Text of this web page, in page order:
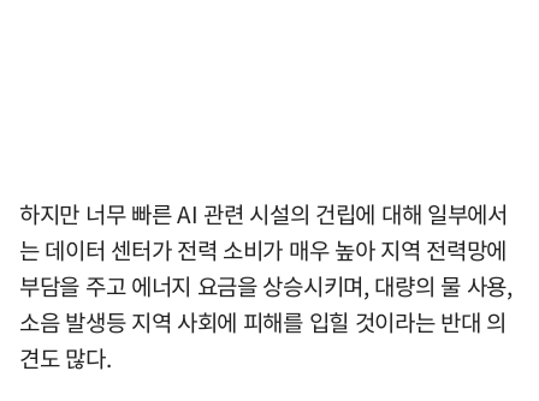
하지만 너무 빠른 AI 관련 시설의 건립에 대해 일부에서
는 데이터 센터가 전력 소비가 매우 높아 지역 전력망에
부담을 주고 에너지 요금을 상승시키며, 대량의 물 사용,
소음 발생등 지역 사회에 피해를 입힐 것이라는 반대 의
견도 많다.